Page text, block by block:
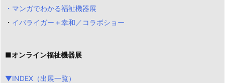
・マンガでわかる福祉機器展
・ イバライガー＋幸和／コラボショー
■オンライン福祉機器展
▼INDEX（出展一覧）